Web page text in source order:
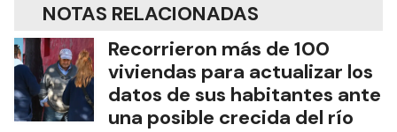
NOTAS RELACIONADAS
Recorrieron más de 100
viviendas para actualizar los
datos de sus habitantes ante
una posible crecida del río